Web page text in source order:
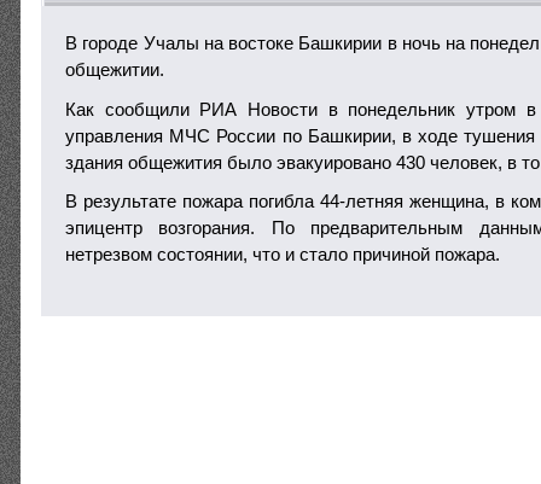
В городе Учалы на востоке Башкирии в ночь на
общежитии.
Как сообщили РИА Новости в понедельник утром в
управления МЧС России по Башкирии, в ходе тушения
здания общежития было эвакуировано 430 человек, в
В результате пожара погибла 44-летняя женщина, в
эпицентр возгорания. По предварительным
нетрезвом состоянии, что и стало причиной пожара.